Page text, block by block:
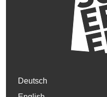
Deutsch